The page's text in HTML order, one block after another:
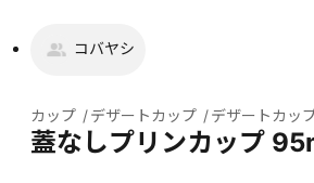
コバヤシ
カップ デザートカップ デザートカッ
蓋なしプリンカップ